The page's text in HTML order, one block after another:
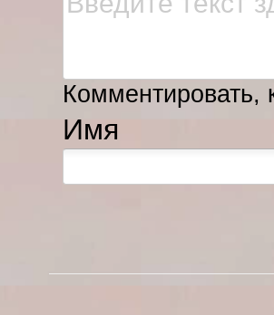
Комментировать,
Имя